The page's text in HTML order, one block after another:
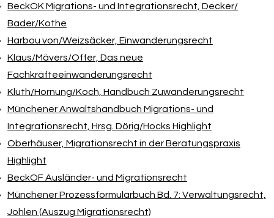
BeckOK Migrations- und Integrationsrecht, Decker/​
Bader/​Kothe
Harbou von/​Weizsäcker, Einwanderungsrecht
Klaus/​Mävers/​Offer, Das neue
Fachkräfteeinwanderungsrecht
Kluth/​Hornung/​Koch, Handbuch Zuwanderungsrecht
Münchener Anwaltshandbuch Migrations- und
Integrationsrecht, Hrsg. Dörig/​Hocks Highlight
Oberhäuser, Migrationsrecht in der Beratungspraxis
Highlight
BeckOF Ausländer- und Migrationsrecht
Münchener Prozessformularbuch Bd. 7: Verwaltungsrecht,
Johlen (Auszug Migrationsrecht)